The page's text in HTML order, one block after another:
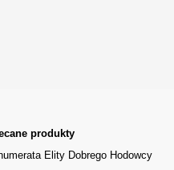
produkty
Elity Dobrego Hodowcy